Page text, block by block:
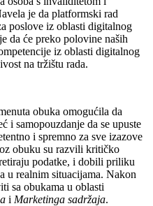
je da platformski rad
poslove iz oblasti digitalnog
da će preko polovine naših
iz oblasti digitalnog
na tržištu rada.
obuka omogućila da
i samopouzdanje da se upuste
i spremno za sve izazove
obuku su razvili kritičko
podatke, i dobili priliku
u realnim situacijama. Nakon
sa obukama u oblasti
i Marketinga sadržaja.